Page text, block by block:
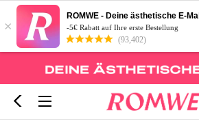
×
ROMWE - Deine ästhetische E-Mall
-5€ Rabatt auf Ihre erste Bestellung
(93,402)